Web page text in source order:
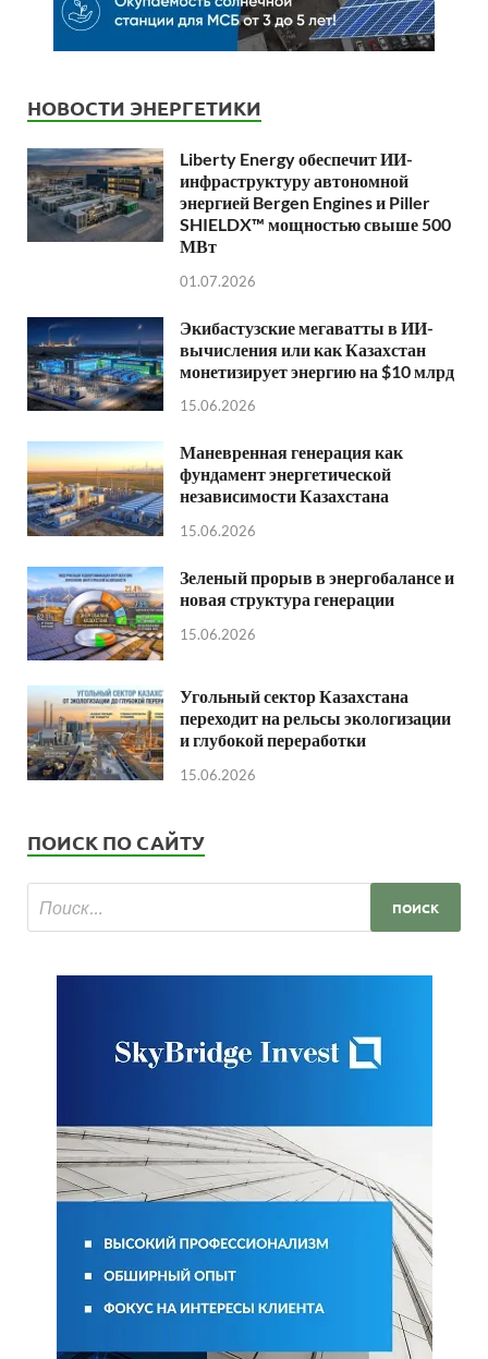
НОВОСТИ ЭНЕРГЕТИКИ
Liberty Energy обеспечит ИИ-
инфраструктуру автономной
энергией Bergen Engines и Piller
SHIELDX™ мощностью свыше 500
МВт
01.07.2026
Экибастузские мегаватты в ИИ-
вычисления или как Казахстан
монетизирует энергию на $10 млрд
15.06.2026
Маневренная генерация как
фундамент энергетической
независимости Казахстана
15.06.2026
Зеленый прорыв в энергобалансе и
новая структура генерации
15.06.2026
Угольный сектор Казахстана
переходит на рельсы экологизации
и глубокой переработки
15.06.2026
ПОИСК ПО САЙТУ